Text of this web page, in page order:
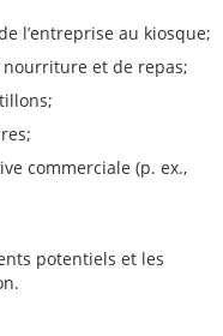
l’entreprise au kiosque;
et de repas;
commerciale (p. ex.,
potentiels et les